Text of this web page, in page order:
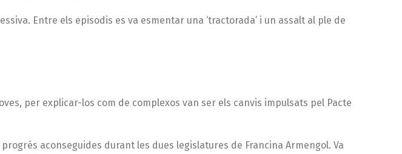
Entre els episodis es va esmentar una ‘tractorada’ i un assalt al ple de
per explicar-los com de complexos van ser els canvis impulsats pel Pacte
aconseguides durant les dues legislatures de Francina Armengol. Va